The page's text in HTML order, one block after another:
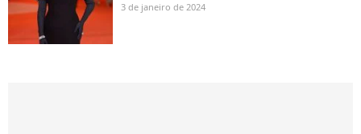
3 de janeiro de 2024